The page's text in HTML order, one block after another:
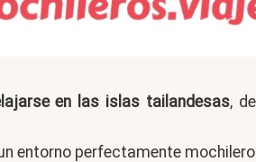
en las islas tailandesas,
entorno perfectamente